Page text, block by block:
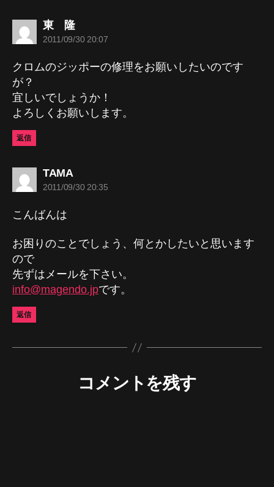
東 隆の
発
2011/09/30 20:07
クロムのジッポーの修理をお願いしたいのです
が？
宜しいでしょうか！
よろしくお願いします。
返信
TAMAの
発
2011/09/30 20:35
こんばんは
お困りのことでしょう、何とかしたいと思います
ので
先ずはメールを下さい。
info@magendo.jpです。
返信
コメントを残す